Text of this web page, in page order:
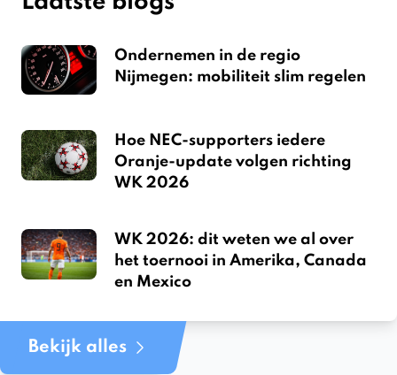
Ondernemen in de regio
Nijmegen: mobiliteit slim regelen
Hoe NEC-supporters iedere
Oranje-update volgen richting
WK 2026
WK 2026: dit weten we al over
het toernooi in Amerika, Canada
en Mexico
Bekijk alles